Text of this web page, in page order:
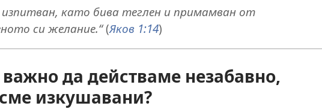
изпитван, като бива теглен и примамван от
си желание.“(Яков 1:14)
да действаме незабавно,
изкушавани?